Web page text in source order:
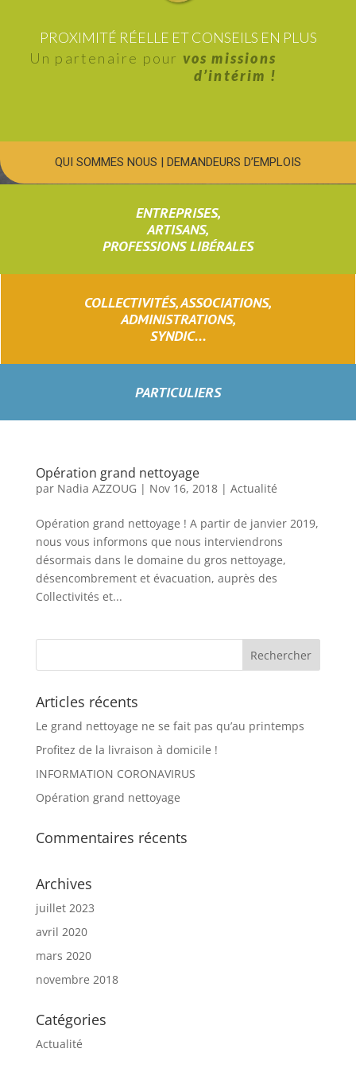
PROXIMITÉ RÉELLE ET CONSEILS EN PLUS
Un partenaire pour vos missions
d’intérim !
QUI SOMMES NOUS | DEMANDEURS D’EMPLOIS
ENTREPRISES,
ARTISANS,
PROFESSIONS LIBÉRALES
COLLECTIVITÉS, ASSOCIATIONS,
ADMINISTRATIONS,
SYNDIC...
PARTICULIERS
Opération grand nettoyage
par Nadia AZZOUG | Nov 16, 2018| Actualité
Opération grand nettoyage ! A partir de janvier 2019,
nous vous informons que nous interviendrons
désormais dans le domaine du gros nettoyage,
désencombrement et évacuation, auprès des
Collectivités et...
Articles récents
Le grand nettoyage ne se fait pas qu’au printemps
Profitez de la livraison à domicile !
INFORMATION CORONAVIRUS
Opération grand nettoyage
Commentaires récents
Archives
juillet 2023
avril 2020
mars 2020
novembre 2018
Catégories
Actualité